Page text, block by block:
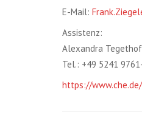
E-Mail:
Assistenz:
Alexandra
Tel.: +49 5241
https://